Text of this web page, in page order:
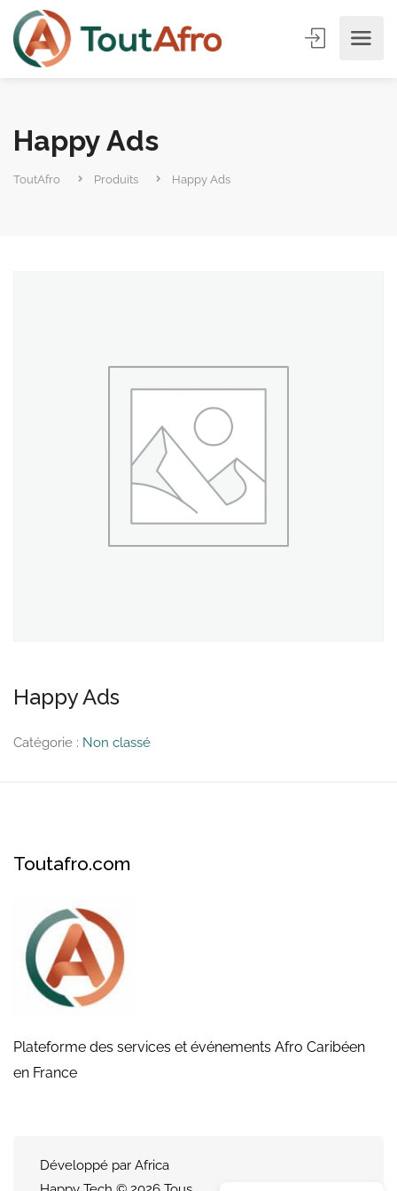
Happy Ads
ToutAfro Produits Happy Ads
Happy Ads
Catégorie : Non classé
Toutafro.com
Plateforme des services et événements Afro Caribéen
en France
Développé par Africa